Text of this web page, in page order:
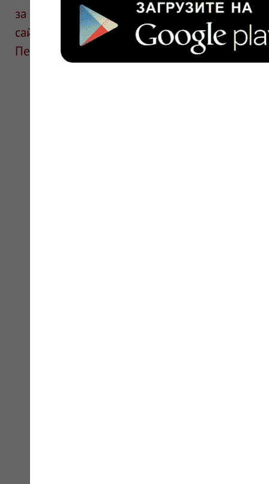
за информацию в отзывах. Описание
сайте для ознакомления и не является
Перед применением необходима